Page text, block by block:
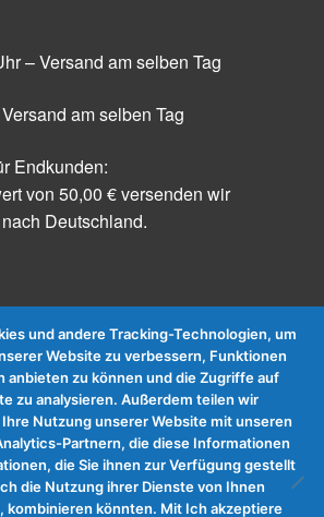
– Versand am selben Tag
am selben Tag
Endkunden:
von 50,00 € versenden wir
Deutschland.
und andere Tracking-Technologien, um
Website zu verbessern, Funktionen
anbieten zu können und die Zugriffe auf
zu analysieren. Außerdem teilen wir
Nutzung unserer Website mit unseren
Partnern, die diese Informationen
die Sie ihnen zur Verfügung gestellt
die Nutzung ihrer Dienste von Ihnen
kombinieren könnten. Mit Ich akzeptiere